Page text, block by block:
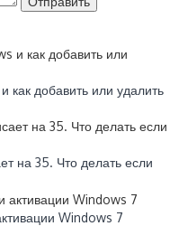
как добавить или удалить
на 35. Что делать если
Windows 7